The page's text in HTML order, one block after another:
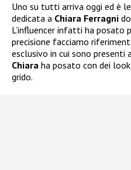
Uno su tutti arriva oggi ed è
dedicata a Chiara Ferragni
L’influencer infatti ha posato
precisione facciamo
esclusivo in cui sono presenti
Chiara ha posato con dei
grido.